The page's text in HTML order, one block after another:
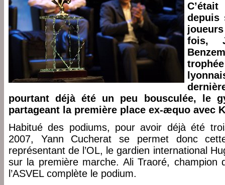
depuis
fois,
pourtant déjà été un peu bousculée, le
partageant la première place ex-æquo avec
Habitué des podiums, pour avoir déjà été
2007, Yann Cucherat se permet donc
représentant de l’OL, le gardien international
sur la première marche. Ali Traoré, champion
l’ASVEL complète le podium.